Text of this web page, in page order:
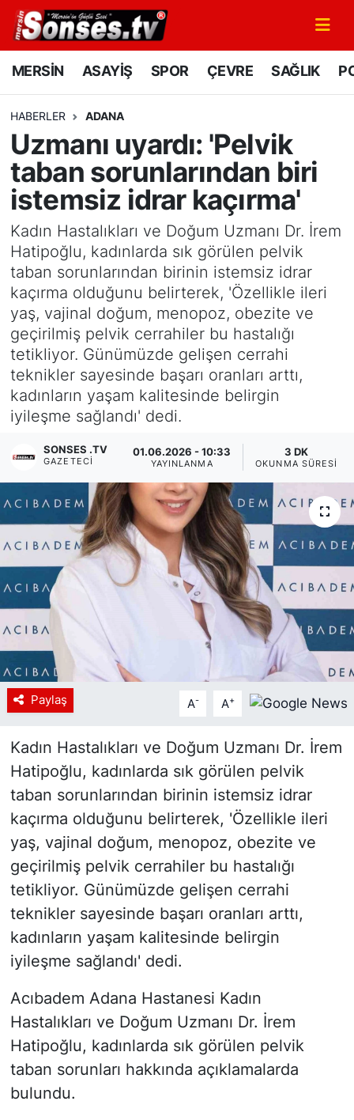
MERSİN ASAYİŞ SPOR ÇEVRE SAĞLIK
HABERLER ADANA
Uzmanı uyardı: 'Pelvik
taban sorunlarından biri
istemsiz idrar kaçırma'
Kadın Hastalıkları ve Doğum Uzmanı Dr. İrem
Hatipoğlu, kadınlarda sık görülen pelvik
taban sorunlarından birinin istemsiz idrar
kaçırma olduğunu belirterek, 'Özellikle ileri
yaş, vajinal doğum, menopoz, obezite ve
geçirilmiş pelvik cerrahiler bu hastalığı
tetikliyor. Günümüzde gelişen cerrahi
teknikler sayesinde başarı oranları arttı,
kadınların yaşam kalitesinde belirgin
iyileşme sağlandı' dedi.
SONSES .TV
GAZETECI
01.06.2026 - 10:33
YAYINLANMA
3 DK
OKUNMA SÜRESI
Paylaş A- A+
Kadın Hastalıkları ve Doğum Uzmanı Dr. İrem
Hatipoğlu, kadınlarda sık görülen pelvik
taban sorunlarından birinin istemsiz idrar
kaçırma olduğunu belirterek, 'Özellikle ileri
yaş, vajinal doğum, menopoz, obezite ve
geçirilmiş pelvik cerrahiler bu hastalığı
tetikliyor. Günümüzde gelişen cerrahi
teknikler sayesinde başarı oranları arttı,
kadınların yaşam kalitesinde belirgin
iyileşme sağlandı' dedi.
Acıbadem Adana Hastanesi Kadın
Hastalıkları ve Doğum Uzmanı Dr. İrem
Hatipoğlu, kadınlarda sık görülen pelvik
taban sorunları hakkında açıklamalarda
bulundu.
MERSİN
SPOR
GÜNÜN MANŞETİ
DÜNYA
KÜLTÜR - SANAT
MAGAZİN
SAĞLIK
Siyaset
YEREL HABER
Haberde insan
Tanıtım
Mersin Nöbetçi Eczaneler
Mersin Namaz Vakitleri
Mersin Trafik Yoğunluk Haritası
Süper Lig Puan Durumu ve Fikstür
Tüm Manşetler
Son Dakika Haberleri
Haber Arşivi